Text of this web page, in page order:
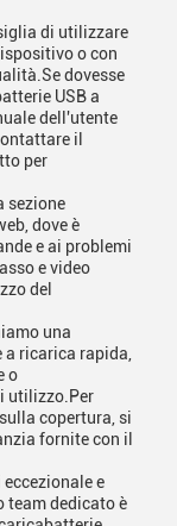
di utilizzare
o con
dovesse
USB a
dell'utente
il
per
sezione
dove è
e ai problemi
e video
del
una
ricarica rapida,
o
utilizzo.Per
copertura, si
fornite con il
e
dedicato è